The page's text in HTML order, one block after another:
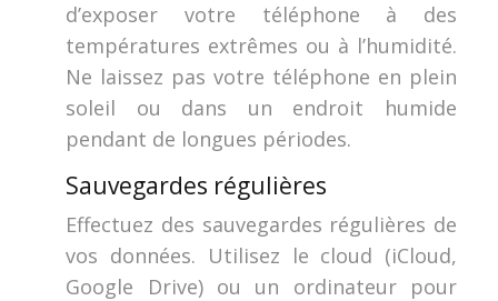
d’exposer votre téléphone à des
températures extrêmes ou à l’humidité.
Ne laissez pas votre téléphone en plein
soleil ou dans un endroit humide
pendant de longues périodes.
Sauvegardes régulières
Effectuez des sauvegardes régulières de
vos données. Utilisez le cloud (iCloud,
Google Drive) ou un ordinateur pour